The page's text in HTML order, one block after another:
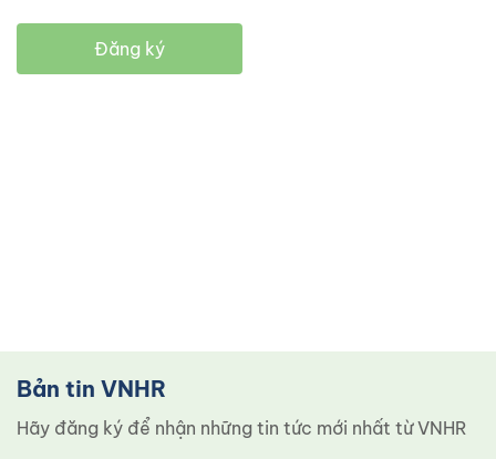
Đăng ký
Bản tin VNHR
Hãy đăng ký để nhận những tin tức mới nhất từ ​​VNHR